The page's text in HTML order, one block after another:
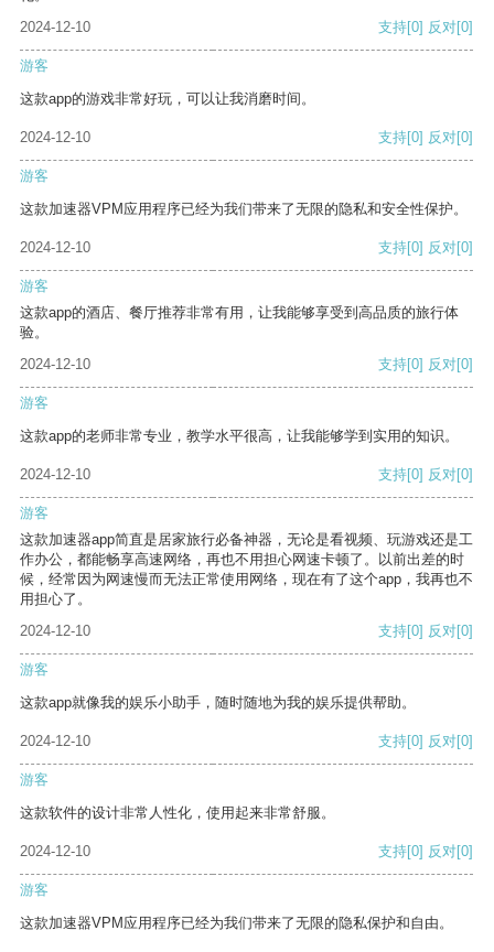
2024-12-10
支持[0] 反对[0]
游客
这款app的游戏非常好玩，可以让我消磨时间。
2024-12-10 支持[0] 反对[0]
游客
这款加速器VPM应用程序已经为我们带来了无限的隐私和安全性保护。
2024-12-10 支持[0] 反对[0]
游客
这款app的酒店、餐厅推荐非常有用，让我能够享受到高品质的旅行体
验。
2024-12-10
支持[0] 反对[0]
游客
这款app的老师非常专业，教学水平很高，让我能够学到实用的知识。
2024-12-10 支持[0] 反对[0]
游客
这款加速器app简直是居家旅行必备神器，无论是看视频、玩游戏还是工
作办公，都能畅享高速网络，再也不用担心网速卡顿了。以前出差的时
候，经常因为网速慢而无法正常使用网络，现在有了这个app，我再也不
用担心了。
2024-12-10
支持[0] 反对[0]
游客
这款app就像我的娱乐小助手，随时随地为我的娱乐提供帮助。
2024-12-10 支持[0] 反对[0]
游客
这款软件的设计非常人性化，使用起来非常舒服。
2024-12-10 支持[0] 反对[0]
游客
这款加速器VPM应用程序已经为我们带来了无限的隐私保护和自由。